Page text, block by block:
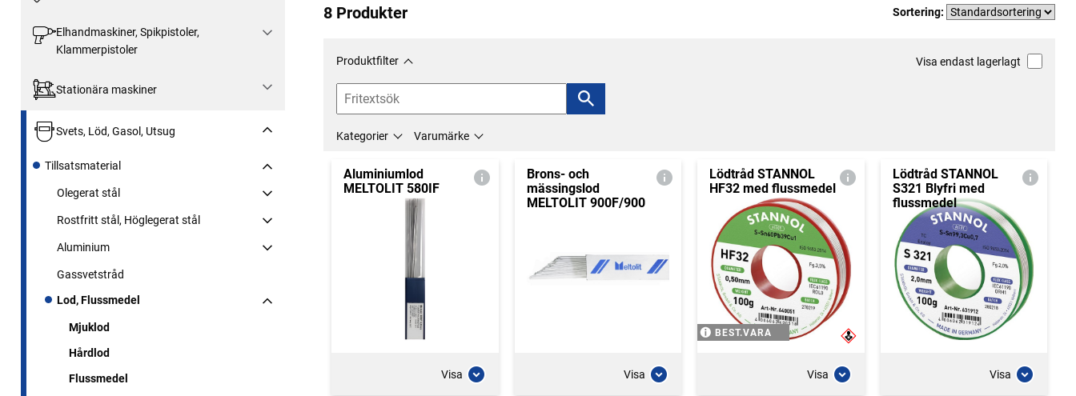
Elhandmaskiner, Spikpistoler,
Klammerpistoler
Stationära maskiner
Svets, Löd, Gasol, Utsug
Tillsatsmaterial
Olegerat stål
Rostfritt stål, Höglegerat stål
Aluminium
Gassvetstråd
Lod, Flussmedel
Mjuklod
Hårdlod
Flussmedel
8 Produkter Sortering:
Produktfilter Visa endast lagerlagt
Kategorier Varumärke
Aluminiumlod
MELTOLIT 580IF
Visa
Brons- och
mässingslod
MELTOLIT 900F/900
Visa
Lödtråd STANNOL
HF32 med flussmedel
BEST.VARA
Visa
Lödtråd STANNOL
S321 Blyfri med
flussmedel
Visa